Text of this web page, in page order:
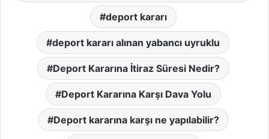
deport kararı
deport kararı alınan yabancı uyruklu
Deport Kararına İtiraz Süresi Nedir?
Deport Kararına Karşı Dava Yolu
Deport kararına karşı ne yapılabilir?